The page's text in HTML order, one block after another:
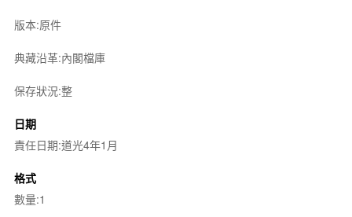
版本:原件
典藏沿革:內閣檔庫
保存狀況:整
日期
責任日期:道光4年1月
格式
數量:1